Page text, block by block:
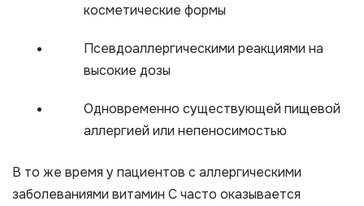
косметические формы
Псевдоаллергическими реакциями на
высокие дозы
Одновременно существующей пищевой
аллергией или непеносимостью
В то же время у пациентов с аллергическими
заболеваниями витамин С часто оказывается